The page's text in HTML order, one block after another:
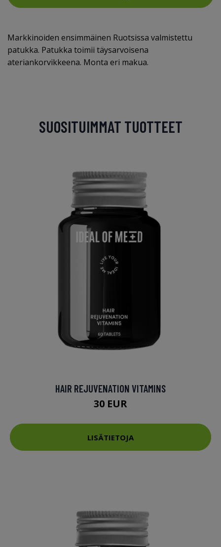
Markkinoiden ensimmäinen Ruotsissa valmistettu
patukka. Patukka toimii täysarvoisena
ateriankorvikkeena. Monta eri makua.
SUOSITUIMMAT TUOTTEET
HAIR REJUVENATION VITAMINS
30 EUR
LISÄTIETOJA